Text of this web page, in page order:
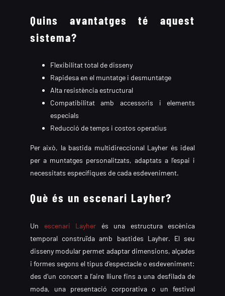
Quins avantatges té aquest
sistema?
Flexibilitat total de disseny
Rapidesa en el muntatge i desmuntatge
Alta resistència estructural
Compatibilitat amb accessoris i elements
especials
Reducció de temps i costos operatius
Per això, la bastida multidireccional Layher és ideal
per a muntatges personalitzats, adaptats a l’espai i
necessitats específiques de cada esdeveniment.
Què és un escenari Layher?
Un escenari Layher és una estructura escènica
temporal construïda amb bastides Layher. El seu
disseny modular permet adaptar dimensions, alçades
i formes segons el tipus d’espectacle o esdeveniment:
des d’un concert a l’aire lliure fins a una desfilada de
moda, una presentació corporativa o un festival